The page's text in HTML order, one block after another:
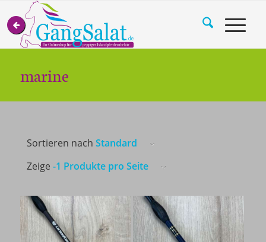
marine
Sortieren nach Standard
Zeige -1 Produkte pro Seite